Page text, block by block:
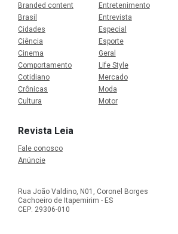
Branded content
Brasil
Cidades
Ciência
Cinema
Comportamento
Cotidiano
Crônicas
Cultura
Entretenimento
Entrevista
Especial
Esporte
Geral
Life Style
Mercado
Moda
Motor
Revista Leia
Fale conosco
Anúncie
Rua João Valdino, N01, Coronel Borges
Cachoeiro de Itapemirim - ES
CEP: 29306-010